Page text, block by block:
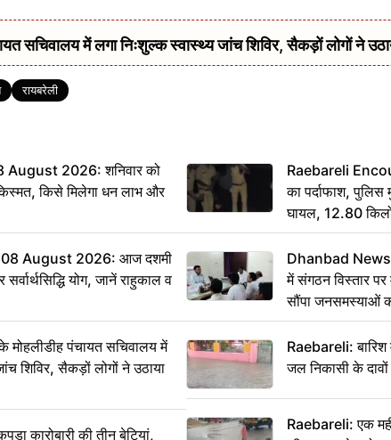
सचिवालय में लगा निःशुल्क स्वास्थ्य जांच शिविर, सैकड़ों लोगों ने
रायबरेली
2026: शनिवार को
किसे मिलेगा धन लाभ और
August 2026: आज दशमी
योग, जानें राहुकाल व
मोहलीडीह पंचायत सचिवालय में
शिविर, सैकड़ों लोगों ने उठाया
कारोबारी की तीन बेटियां,
Raebareli
का पर्दाफाश, पुलिस
घायल, 12.80 किलो
Dhanbad News:
में संगठन विस्तार
सौंपा जनसमस्याओं
Raebareli: बारिश
जल निकासी के
Raebareli: एक